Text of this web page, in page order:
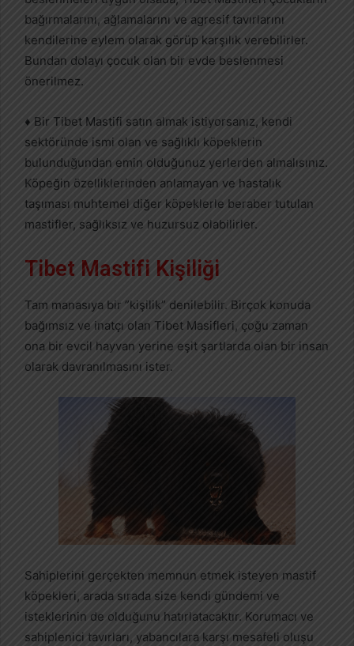
bağırmalarını, ağlamalarını ve agresif tavırlarını
kendilerine eylem olarak görüp karşılık verebilirler.
Bundan dolayı çocuk olan bir evde beslenmesi
önerilmez.
♦ Bir Tibet Mastifi satın almak istiyorsanız, kendi
sektöründe ismi olan ve sağlıklı köpeklerin
bulunduğundan emin olduğunuz yerlerden almalısınız.
Köpeğin özelliklerinden anlamayan ve hastalık
taşıması muhtemel diğer köpeklerle beraber tutulan
mastifler, sağlıksız ve huzursuz olabilirler.
Tibet Mastifi Kişiliği
Tam manasıya bir ”kişilik” denilebilir. Birçok konuda
bağımsız ve inatçı olan Tibet Masifleri, çoğu zaman
ona bir evcil hayvan yerine eşit şartlarda olan bir insan
olarak davranılmasını ister.
Sahiplerini gerçekten memnun etmek isteyen mastif
köpekleri, arada sırada size kendi gündemi ve
isteklerinin de olduğunu hatırlatacaktır. Korumacı ve
sahiplenici tavırları, yabancılara karşı mesafeli oluşu